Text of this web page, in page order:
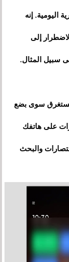
من البطارية اليومية. إنه
إلى
سبيل المثال.
يستغرق سوى بضع
على هاتفك
والبحث